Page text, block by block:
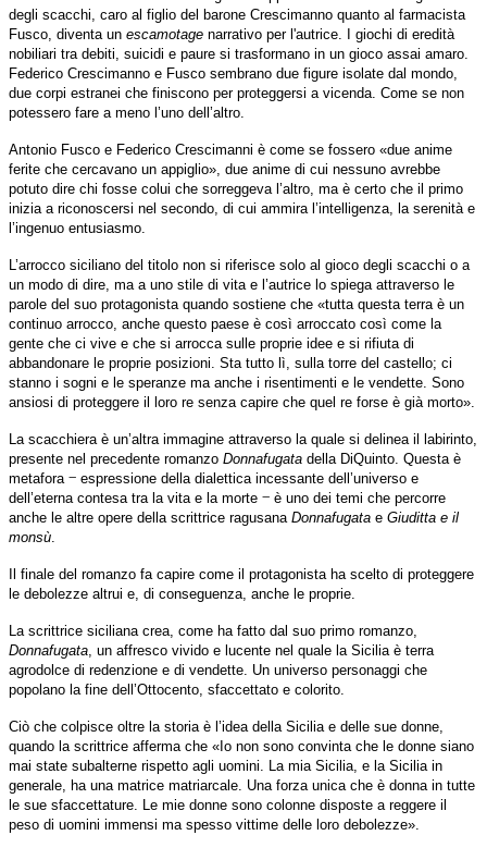
degli scacchi, caro al figlio del barone Crescimanno quanto al farmacista
Fusco, diventa un escamotage narrativo per l'autrice. I giochi di eredità
nobiliari tra debiti, suicidi e paure si trasformano in un gioco assai amaro.
Federico Crescimanno e Fusco sembrano due figure isolate dal mondo,
due corpi estranei che finiscono per proteggersi a vicenda. Come se non
potessero fare a meno l’uno dell’altro.
Antonio Fusco e Federico Crescimanni è come se fossero «due anime
ferite che cercavano un appiglio», due anime di cui nessuno avrebbe
potuto dire chi fosse colui che sorreggeva l’altro, ma è certo che il primo
inizia a riconoscersi nel secondo, di cui ammira l’intelligenza, la serenità e
l’ingenuo entusiasmo.
L’arrocco siciliano del titolo non si riferisce solo al gioco degli scacchi o a
un modo di dire, ma a uno stile di vita e l’autrice lo spiega attraverso le
parole del suo protagonista quando sostiene che «tutta questa terra è un
continuo arrocco, anche questo paese è così arroccato così come la
gente che ci vive e che si arrocca sulle proprie idee e si rifiuta di
abbandonare le proprie posizioni. Sta tutto lì, sulla torre del castello; ci
stanno i sogni e le speranze ma anche i risentimenti e le vendette. Sono
ansiosi di proteggere il loro re senza capire che quel re forse è già morto».
La scacchiera è un’altra immagine attraverso la quale si delinea il labirinto,
presente nel precedente romanzo Donnafugata della DiQuinto. Questa è
metafora ‒ espressione della dialettica incessante dell’universo e
dell’eterna contesa tra la vita e la morte ‒ è uno dei temi che percorre
anche le altre opere della scrittrice ragusana Donnafugata e Giuditta e il
monsù.
Il finale del romanzo fa capire come il protagonista ha scelto di proteggere
le debolezze altrui e, di conseguenza, anche le proprie.
La scrittrice siciliana crea, come ha fatto dal suo primo romanzo,
Donnafugata, un affresco vivido e lucente nel quale la Sicilia è terra
agrodolce di redenzione e di vendette. Un universo personaggi che
popolano la fine dell’Ottocento, sfaccettato e colorito.
Ciò che colpisce oltre la storia è l’idea della Sicilia e delle sue donne,
quando la scrittrice afferma che «Io non sono convinta che le donne siano
mai state subalterne rispetto agli uomini. La mia Sicilia, e la Sicilia in
generale, ha una matrice matriarcale. Una forza unica che è donna in tutte
le sue sfaccettature. Le mie donne sono colonne disposte a reggere il
peso di uomini immensi ma spesso vittime delle loro debolezze».